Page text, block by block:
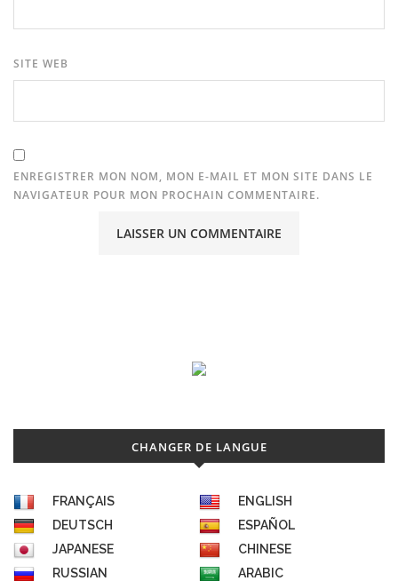
SITE WEB
ENREGISTRER MON NOM, MON E-MAIL ET MON SITE DANS LE
NAVIGATEUR POUR MON PROCHAIN COMMENTAIRE.
CHANGER DE LANGUE
FRANÇAIS
ENGLISH
DEUTSCH
ESPAÑOL
JAPANESE
CHINESE
RUSSIAN
ARABIC